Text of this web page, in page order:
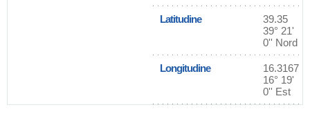
Latitudine
39.35
39° 21'
0'' Nord
Longitudine
16.3167
16° 19'
0'' Est